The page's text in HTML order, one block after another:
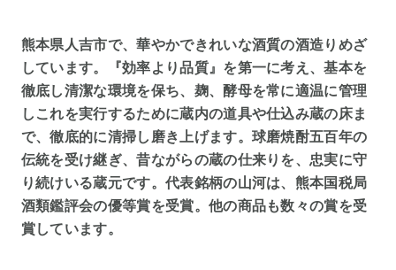
熊本県人吉市で、華やかできれいな酒質の酒造りめざ
しています。『効率より品質』を第一に考え、基本を
徹底し清潔な環境を保ち、麹、酵母を常に適温に管理
しこれを実行するために蔵内の道具や仕込み蔵の床ま
で、徹底的に清掃し磨き上げます。球磨焼酎五百年の
伝統を受け継ぎ、昔ながらの蔵の仕来りを、忠実に守
り続けいる蔵元です。代表銘柄の山河は、熊本国税局
酒類鑑評会の優等賞を受賞。他の商品も数々の賞を受
賞しています。